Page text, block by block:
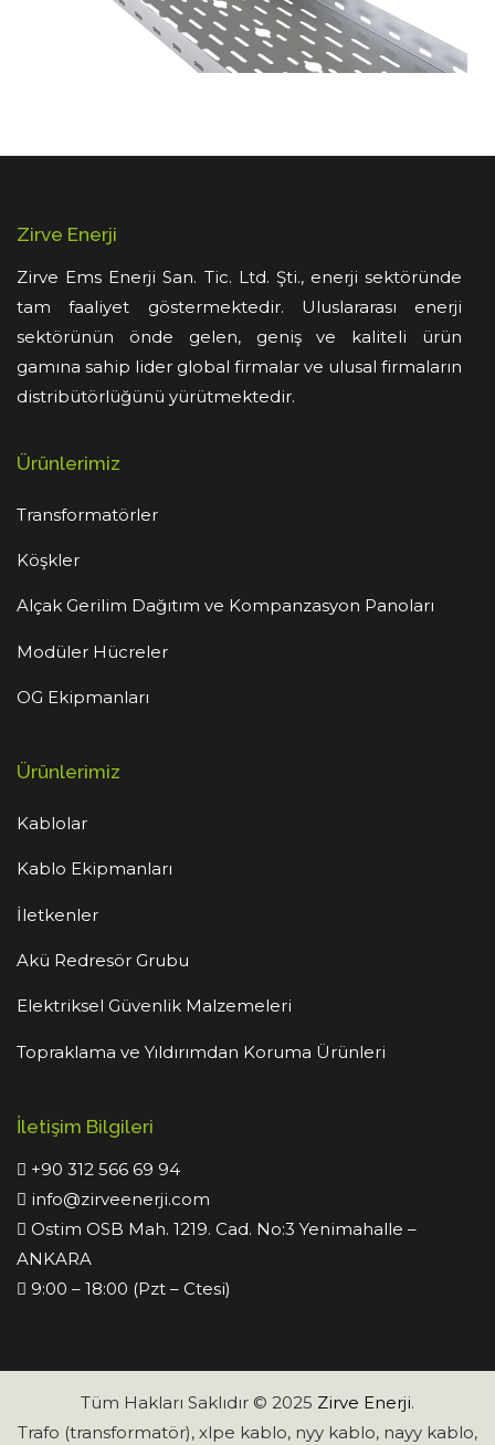
Zirve Enerji
Zirve Ems Enerji San. Tic. Ltd. Şti., enerji sektöründe
tam faaliyet göstermektedir. Uluslararası enerji
sektörünün önde gelen, geniş ve kaliteli ürün
gamına sahip lider global firmalar ve ulusal firmaların
distribütörlüğünü yürütmektedir.
Ürünlerimiz
Transformatörler
Köşkler
Alçak Gerilim Dağıtım ve Kompanzasyon Panoları
Modüler Hücreler
OG Ekipmanları
Ürünlerimiz
Kablolar
Kablo Ekipmanları
İletkenler
Akü Redresör Grubu
Elektriksel Güvenlik Malzemeleri
Topraklama ve Yıldırımdan Koruma Ürünleri
İletişim Bilgileri
+90 312 566 69 94
info@zirveenerji.com
Ostim OSB Mah. 1219. Cad. No:3 Yenimahalle –
ANKARA
9:00 – 18:00 (Pzt – Ctesi)
Tüm Hakları Saklıdır © 2025 Zirve Enerji.
Trafo (transformatör), xlpe kablo, nyy kablo, nayy kablo,